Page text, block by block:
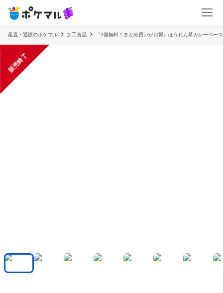
産直・通販のポケマル 加工食品 『1個無料！まとめ買いがお得』ほうれん草カレーペー
販売終了